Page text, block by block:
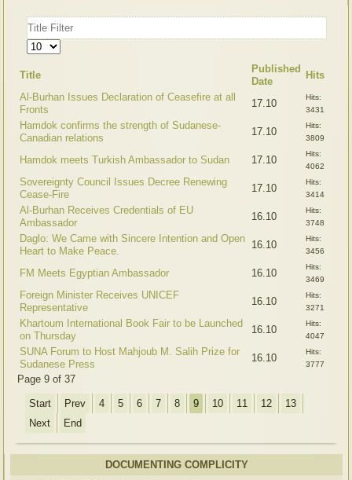
Title
Filter
Display
#
Title
Published
Date
Hits
Al-Burhan Issues Declaration of Ceasefire at all
Fronts
17.10
Hits:
3431
Hamdok confirms the strength of Sudanese-
Canadian relations
17.10
Hits:
3809
Hamdok meets Turkish Ambassador to Sudan 17.10
Hits:
4062
Sovereignty Council Issues Decree Renewing
Cease-Fire
17.10
Hits:
3414
Al-Burhan Receives Credentials of EU
Ambassador
16.10
Hits:
3748
Daglo: We Came with Sincere Intention and Open
Heart to Make Peace.
16.10
Hits:
3456
FM Meets Egyptian Ambassador 16.10
Hits:
3469
Foreign Minister Receives UNICEF
Representative
16.10
Hits:
3271
Khartoum International Book Fair to be Launched
on Thursday
16.10
Hits:
4047
SUNA Forum to Host Mahjoub M. Salih Prize for
Sudanese Press
16.10
Hits:
3777
Page 9 of 37
Start Prev 4 5 6 7 8 9 10 11 12
13
Next
End
DOCUMENTING COMPLICITY